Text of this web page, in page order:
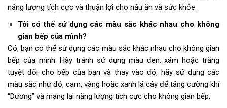
năng lượng tích cực và thuận lợi cho nấu ăn và sức khỏe.
Tôi có thể sử dụng các màu sắc khác nhau cho không
gian bếp của mình?
Có, bạn có thể sử dụng các màu sắc khác nhau cho không gian
bếp của mình. Hãy tránh sử dụng màu đen, xám hoặc trắng
tuyệt đối cho bếp của bạn và thay vào đó, hãy sử dụng các
màu sắc như đỏ, cam, vàng hoặc xanh lá cây để tăng cường khí
“Dương” và mang lại năng lượng tích cực cho không gian bếp.